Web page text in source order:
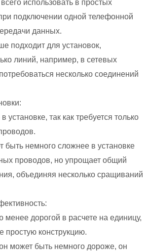
использовать в простых
подключении одной телефонной
данных.
подходит для установок,
линий, например, в сетевых
несколько соединений
установке, так как требуется только
быть немного сложнее в установке
проводов, но упрощает общий
объединяя несколько сращиваний
менее дорогой в расчете на единицу,
простую конструкцию.
может быть немного дороже, он